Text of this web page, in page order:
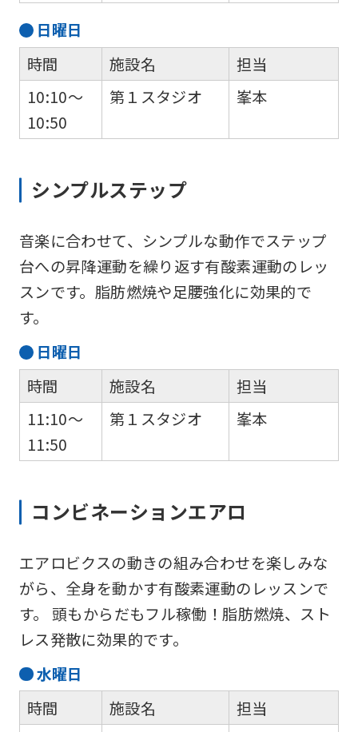
日曜日
時間
10:10～
10:50
施設名
第１スタジオ
担当
峯本
シンプルステップ
音楽に合わせて、シンプルな動作でステップ
台への昇降運動を繰り返す有酸素運動のレッ
スンです。脂肪燃焼や足腰強化に効果的で
す。
日曜日
時間
11:10～
11:50
施設名
第１スタジオ
担当
峯本
コンビネーションエアロ
エアロビクスの動きの組み合わせを楽しみな
がら、全身を動かす有酸素運動のレッスンで
す。 頭もからだもフル稼働！脂肪燃焼、スト
レス発散に効果的です。
水曜日
時間
施設名
担当
For
Central